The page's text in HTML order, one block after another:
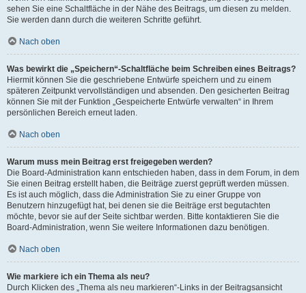
sehen Sie eine Schaltfläche in der Nähe des Beitrags, um diesen zu melden.
Sie werden dann durch die weiteren Schritte geführt.
Nach oben
Was bewirkt die „Speichern“-Schaltfläche beim Schreiben eines Beitrags?
Hiermit können Sie die geschriebene Entwürfe speichern und zu einem
späteren Zeitpunkt vervollständigen und absenden. Den gesicherten Beitrag
können Sie mit der Funktion „Gespeicherte Entwürfe verwalten“ in Ihrem
persönlichen Bereich erneut laden.
Nach oben
Warum muss mein Beitrag erst freigegeben werden?
Die Board-Administration kann entschieden haben, dass in dem Forum, in dem
Sie einen Beitrag erstellt haben, die Beiträge zuerst geprüft werden müssen.
Es ist auch möglich, dass die Administration Sie zu einer Gruppe von
Benutzern hinzugefügt hat, bei denen sie die Beiträge erst begutachten
möchte, bevor sie auf der Seite sichtbar werden. Bitte kontaktieren Sie die
Board-Administration, wenn Sie weitere Informationen dazu benötigen.
Nach oben
Wie markiere ich ein Thema als neu?
Durch Klicken des „Thema als neu markieren“-Links in der Beitragsansicht